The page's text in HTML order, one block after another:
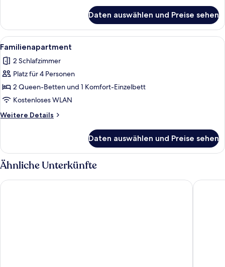
Doppelzimmer
Daten auswählen und Preise sehen
Alle
Fotos
für
Familienapartment
anzeigen
Ein Hotelzimmer mit einem Bett,
1
Familienapartment
2 Schlafzimmer
Platz für 4 Personen
2 Queen-Betten und 1 Komfort-Einzelbett
Kostenloses WLAN
Weitere Details
Weitere
Daten auswählen und Preise sehen
Ähnliche Unterkünfte
Hotel Romania Dvorak